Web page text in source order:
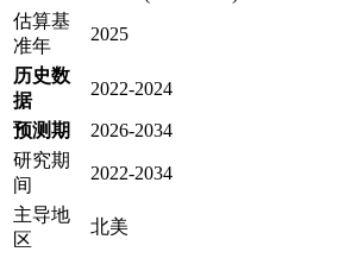
估算基
准年
2025
历史数
据
2022-2024
预测期
2026-2034
研究期
间
2022-2034
主导地
区
北美